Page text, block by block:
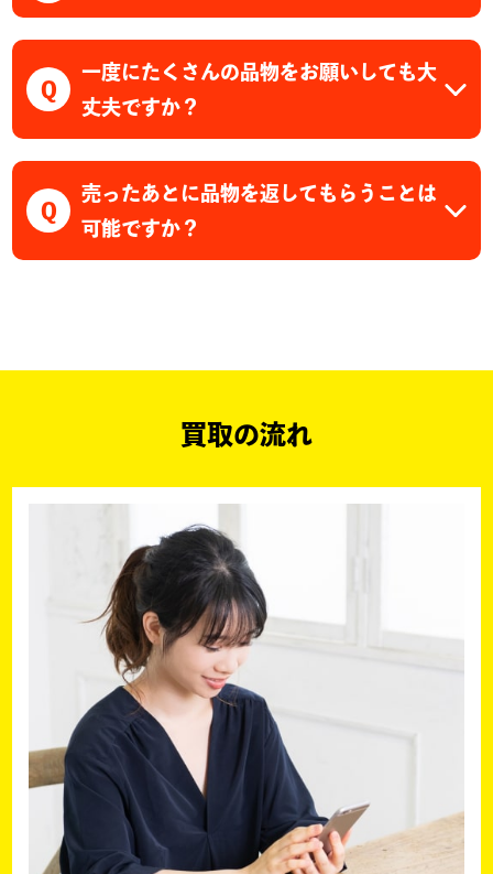
Q
一度にたくさんの品物をお願いしても大
丈夫ですか？
Q
売ったあとに品物を返してもらうことは
可能ですか？
買取の流れ